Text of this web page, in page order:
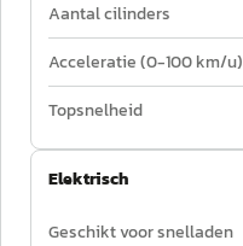
Aantal cilinders
Acceleratie (0-100 km/u)
Topsnelheid
Elektrisch
Geschikt voor snelladen